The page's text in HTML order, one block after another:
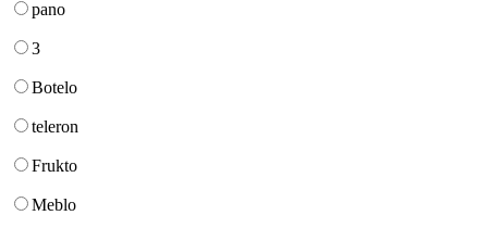
pano
3
Botelo
teleron
Frukto
Meblo